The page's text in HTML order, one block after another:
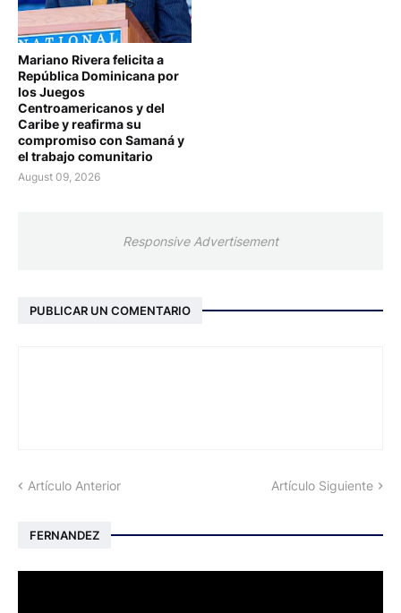
Mariano Rivera felicita a
República Dominicana por
los Juegos
Centroamericanos y del
Caribe y reafirma su
compromiso con Samaná y
el trabajo comunitario
August 09, 2026
Responsive Advertisement
PUBLICAR UN COMENTARIO
Artículo Anterior Artículo Siguiente
FERNANDEZ